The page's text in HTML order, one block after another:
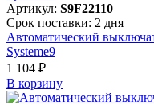
Артикул: S9F22110
Срок поставки: 2 дня
Автоматический
Systeme9
1 104 ₽
В корзинy